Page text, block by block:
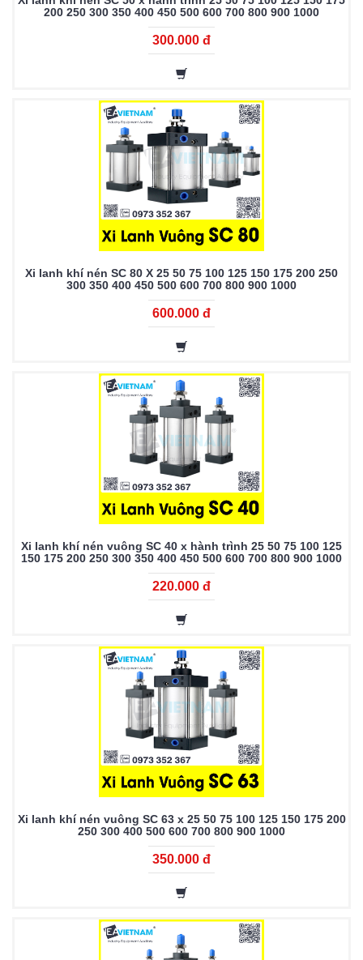
200 250 300 350 400 450 500 600 700 800 900 1000
300.000 đ
Xi lanh khí nén SC 80 X 25 50 75 100 125 150 175 200 250
300 350 400 450 500 600 700 800 900 1000
600.000 đ
Xi lanh khí nén vuông SC 40 x hành trình 25 50 75 100 125
150 175 200 250 300 350 400 450 500 600 700 800 900 1000
220.000 đ
Xi lanh khí nén vuông SC 63 x 25 50 75 100 125 150 175 200
250 300 400 500 600 700 800 900 1000
350.000 đ